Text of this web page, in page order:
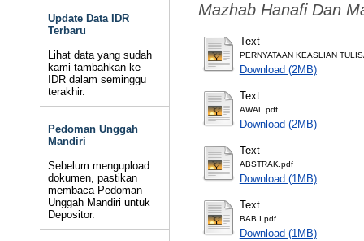
Update Data IDR
Terbaru
Lihat data yang sudah
kami tambahkan ke
IDR dalam seminggu
terakhir.
Pedoman Unggah
Mandiri
Sebelum mengupload
dokumen, pastikan
membaca Pedoman
Unggah Mandiri untuk
Depositor.
Mazhab Hanafi Dan
Text
PERNYATAAN KEASLIAN
Download (2MB)
Text
AWAL.pdf
Download (2MB)
Text
ABSTRAK.pdf
Download (1MB)
Text
BAB I.pdf
Download (1MB)